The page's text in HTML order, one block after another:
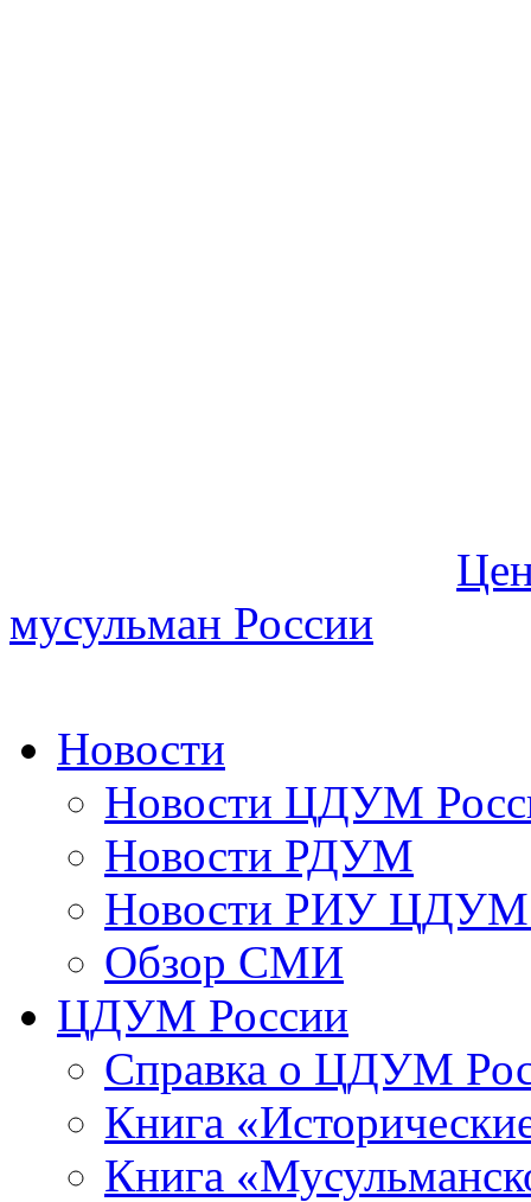
мусульман России
Новости
Новости ЦДУМ
Новости РДУМ
Новости РИУ ЦДУМ
Обзор СМИ
ЦДУМ России
Справка о ЦДУМ
Книга
Книга